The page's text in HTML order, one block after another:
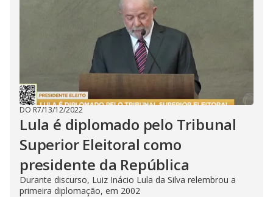
DO R7/13/12/2022
Lula é diplomado pelo Tribunal
Superior Eleitoral como
presidente da República
Durante discurso, Luiz Inácio Lula da Silva relembrou a
primeira diplomação, em 2002